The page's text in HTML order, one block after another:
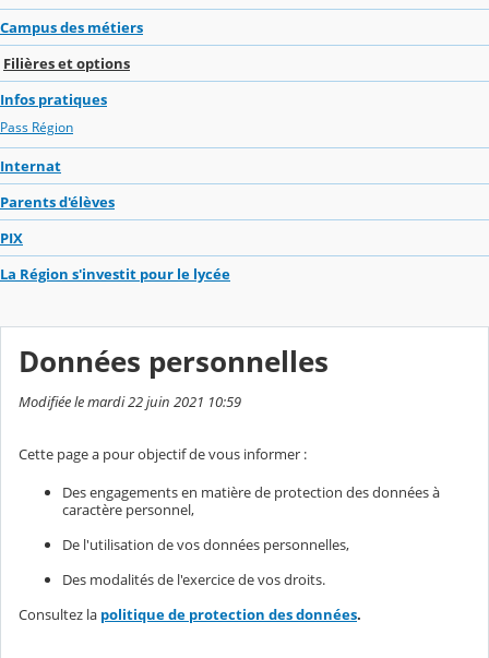
Campus des métiers
Filières et options
Infos pratiques
Pass Région
Internat
Parents d'élèves
PIX
La Région s'investit pour le lycée
Données personnelles
Modifiée le mardi 22 juin 2021 10:59
Cette page a pour objectif de vous informer :
Des engagements en matière de protection des données à
caractère personnel,
De l'utilisation de vos données personnelles,
Des modalités de l'exercice de vos droits.
Consultez la politique de protection des données.